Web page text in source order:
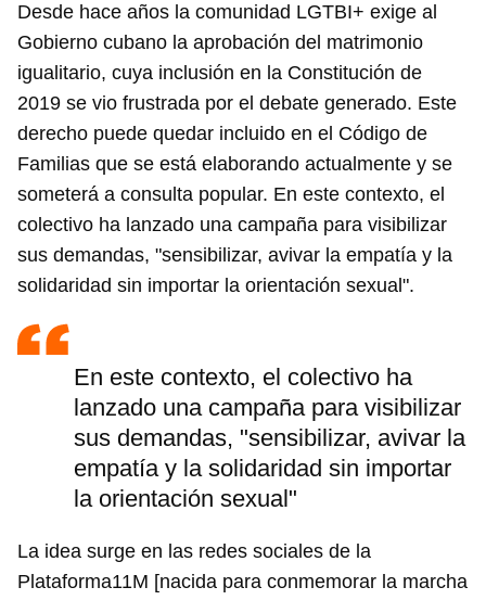
Desde hace años la comunidad LGTBI+ exige al
Gobierno cubano la aprobación del matrimonio
igualitario, cuya inclusión en la Constitución de
2019 se vio frustrada por el debate generado. Este
derecho puede quedar incluido en el Código de
Familias que se está elaborando actualmente y se
someterá a consulta popular. En este contexto, el
colectivo ha lanzado una campaña para visibilizar
sus demandas, "sensibilizar, avivar la empatía y la
solidaridad sin importar la orientación sexual".
En este contexto, el colectivo ha
lanzado una campaña para visibilizar
sus demandas, "sensibilizar, avivar la
empatía y la solidaridad sin importar
la orientación sexual"
La idea surge en las redes sociales de la
Plataforma11M [nacida para conmemorar la marcha